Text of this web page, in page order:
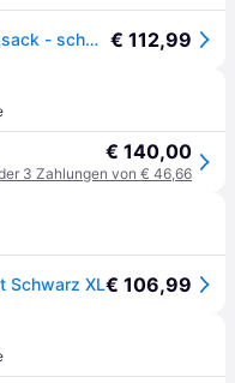
Salomon ADV SKIN 5 SET Trinkrucksack - schwarz - L € 112,99
€ 140,00
3 Zahlungen von € 46,66
Schwarz XL€ 106,99